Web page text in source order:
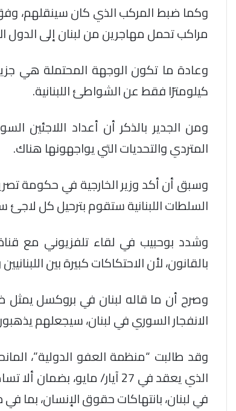
وكما ضبط المركب الذي كان سينقلهم، وفق
مراكب تحمل مهاجرين من لبنان إلى الدول
كيلومترًا فقط عن الشواطئ اللبنانية.
ومن الجدير بالذكر أن أعداد اللاجئين
المتردي والتحديات التي يواجهونها هناك.
السلطات اللبنانية ستقوم بترحيل كل لاجئ
وشدد بوحبيب في لقاء تلفزيوني مع قناة
بالقانون، لأن الاحتكاكات كبيرة بين
وصرح أن ما قاله لبنان في بروكسل يمثل
الانفجار السوري في لبنان، سيجعلهم
وقد طالبت “منظمة العفو الدولية”،
الذي يعقد في 27 آيار/ مايو،
في لبنان، بانتهاكات حقوق الإنسان، بما